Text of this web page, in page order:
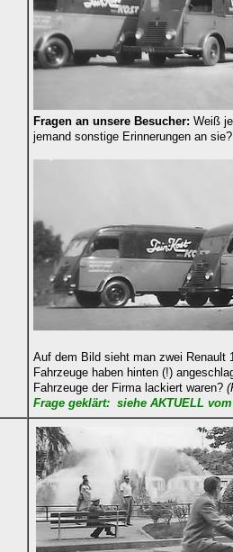
Fragen an unsere Besucher: Weiß
jemand sonstige Erinnerungen an sie?
Auf dem Bild sieht man zwei Renault
Fahrzeuge haben hinten (!)
Fahrzeuge der Firma lackiert waren?
Frage geklärt: siehe AKTUELL